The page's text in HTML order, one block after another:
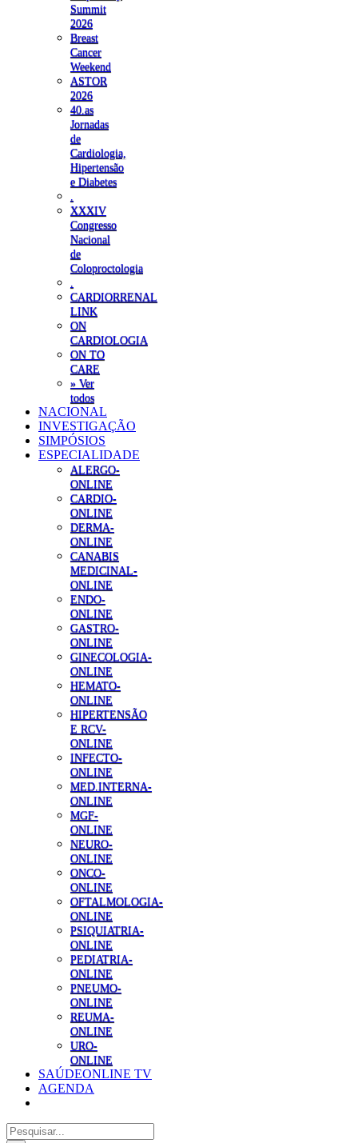
Summit
2026
Breast
Cancer
Weekend
ASTOR
2026
40.as
Jornadas
de
Cardiologia,
Hipertensão
e Diabetes
XXXIV
Congresso
Nacional
de
Coloproctologia
CARDIORRENAL
LINK
ON
CARDIOLOGIA
ON TO
CARE
» Ver
todos
NACIONAL
INVESTIGAÇÃO
SIMPÓSIOS
ESPECIALIDADE
ALERGO-
ONLINE
CARDIO-
ONLINE
DERMA-
ONLINE
CANABIS
MEDICINAL-
ONLINE
ENDO-
ONLINE
GASTRO-
ONLINE
GINECOLOGIA-
ONLINE
HEMATO-
ONLINE
HIPERTENSÃO
E RCV-
ONLINE
INFECTO-
ONLINE
MED.INTERNA-
ONLINE
MGF-
ONLINE
NEURO-
ONLINE
ONCO-
ONLINE
OFTALMOLOGIA-
ONLINE
PSIQUIATRIA-
ONLINE
PEDIATRIA-
ONLINE
PNEUMO-
ONLINE
REUMA-
ONLINE
URO-
ONLINE
SAÚDEONLINE TV
AGENDA
Pesquisar